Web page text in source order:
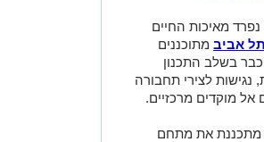
מאיכות החיים
אביב מתוכננים
בשלב התכנון
נגישות לצירי תחבורה
אל מוקדים מרכזיים.
מתכננת את מתחם